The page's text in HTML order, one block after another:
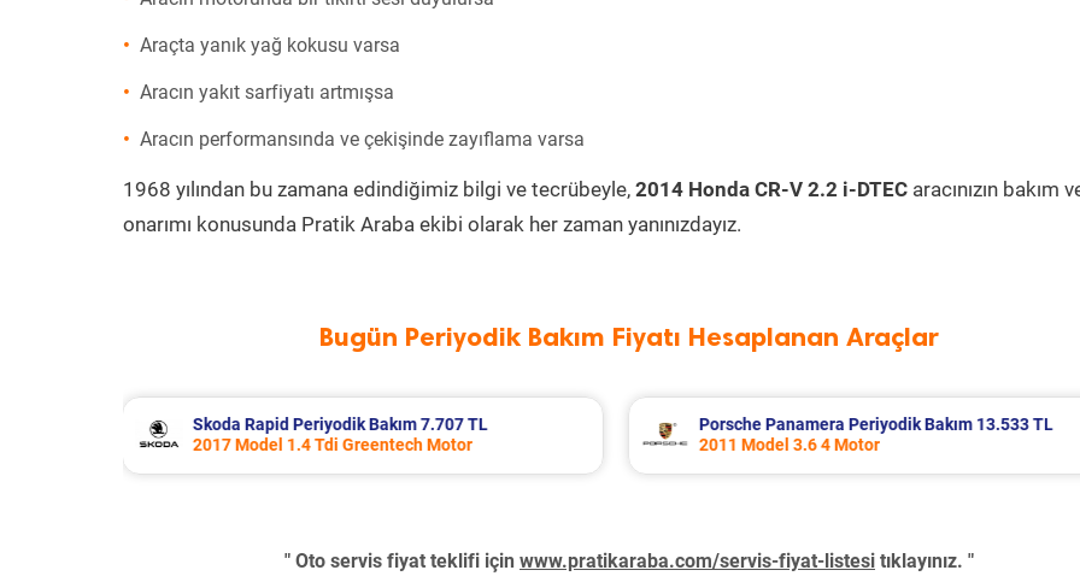
Araçta yanık yağ kokusu varsa
Aracın yakıt sarfiyatı artmışsa
Aracın performansında ve çekişinde zayıflama varsa
1968 yılından bu zamana edindiğimiz bilgi ve tecrübeyle, 2014 Honda CR-V 2.2 i-DTEC aracınızın bakım
onarımı konusunda Pratik Araba ekibi olarak her zaman yanınızdayız.
Bugün Periyodik Bakım Fiyatı Hesaplanan Araçlar
Porsche Panamera Periyodik Bakım 13.533 TL
2011 Model 3.6 4 Motor
Renault Fluence Periyodik Bakım 8.285 TL
2016 Model 1.5 Dci Motor
" Oto servis fiyat teklifi için www.pratikaraba.com/servis-fiyat-listesi tıklayınız. "